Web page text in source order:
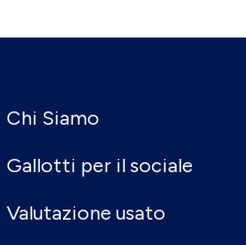
Chi Siamo
Gallotti per il sociale
Valutazione usato